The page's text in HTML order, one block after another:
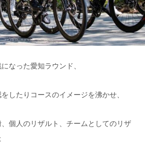
なった愛知ラウンド、
したりコースのイメージを沸かせ、
個人のリザルト、チームとしてのリザ